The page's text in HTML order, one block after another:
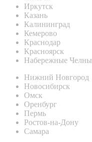
Иркутск
Казань
Калининград
Кемерово
Краснодар
Красноярск
Набережные Челны
Нижний Новгород
Новосибирск
Омск
Оренбург
Пермь
Ростов-на-Дону
Самара